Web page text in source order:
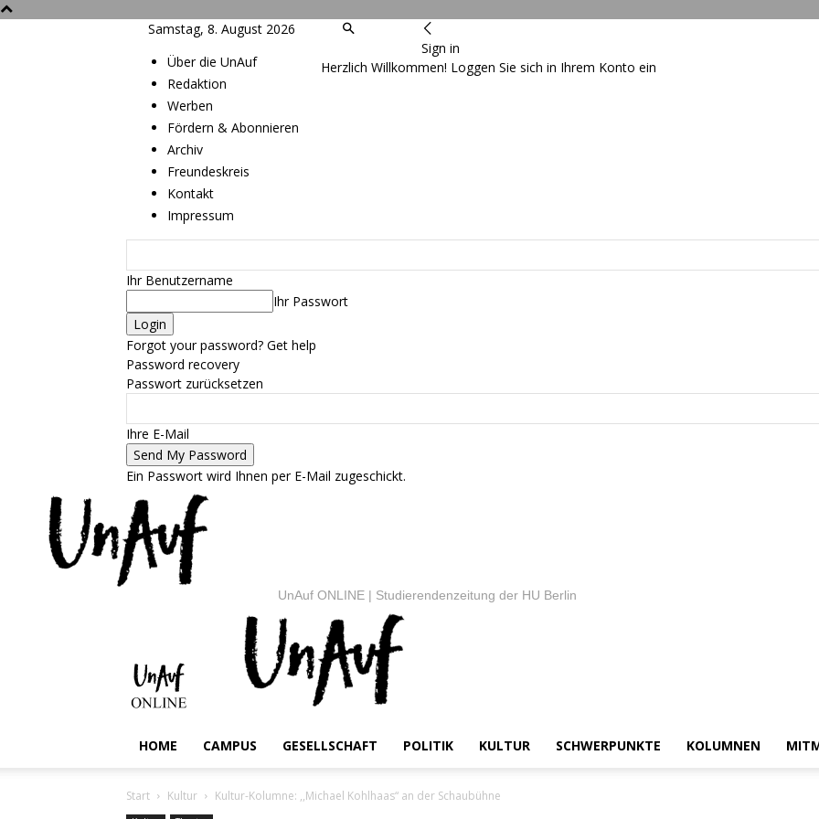
Samstag, 8. August 2026
Über die UnAuf
Redaktion
Werben
Fördern & Abonnieren
Archiv
Freundeskreis
Kontakt
Impressum
Sign in
Herzlich Willkommen! Loggen Sie sich in Ihrem Konto ein
Ihr Benutzername
Ihr Passwort
Forgot your password? Get help
Password recovery
Passwort zurücksetzen
Ihre E-Mail
Ein Passwort wird Ihnen per E-Mail zugeschickt.
UnAuf ONLINE | Studierendenzeitung der HU Berlin
HOME CAMPUS GESELLSCHAFT POLITIK KULTUR SCHWERPUNKTE KOLUMNEN
Start Kultur Kultur-Kolumne: ,,Michael Kohlhaas“ an der Schaubühne